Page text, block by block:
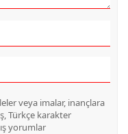
veya imalar, inançlara
Türkçe karakter
yorumlar